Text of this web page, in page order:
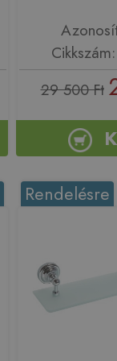
29 500 Ft
Rendelésre